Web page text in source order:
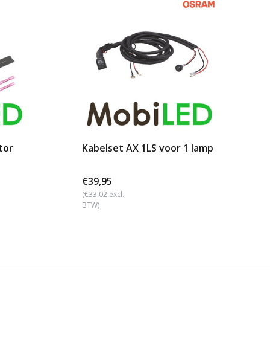
Kabelset AX 1LS voor 1 lamp
€39,95
(€33,02 excl.
BTW)